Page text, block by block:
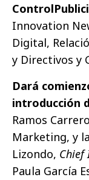
Innovation
Digital,
y Directivos y
Dará
introducción
Ramos
Marketing, y
Lizondo, Chief
Paula García